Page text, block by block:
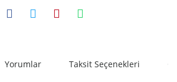
Yorumlar Taksit Seçenekleri